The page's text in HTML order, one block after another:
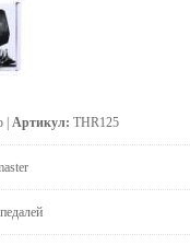
Артикул: THR125